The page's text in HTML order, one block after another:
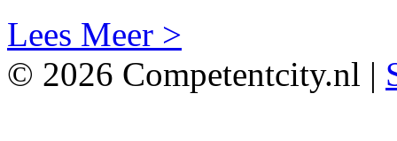
Lees Meer >
© 2026 Competentcity.nl |